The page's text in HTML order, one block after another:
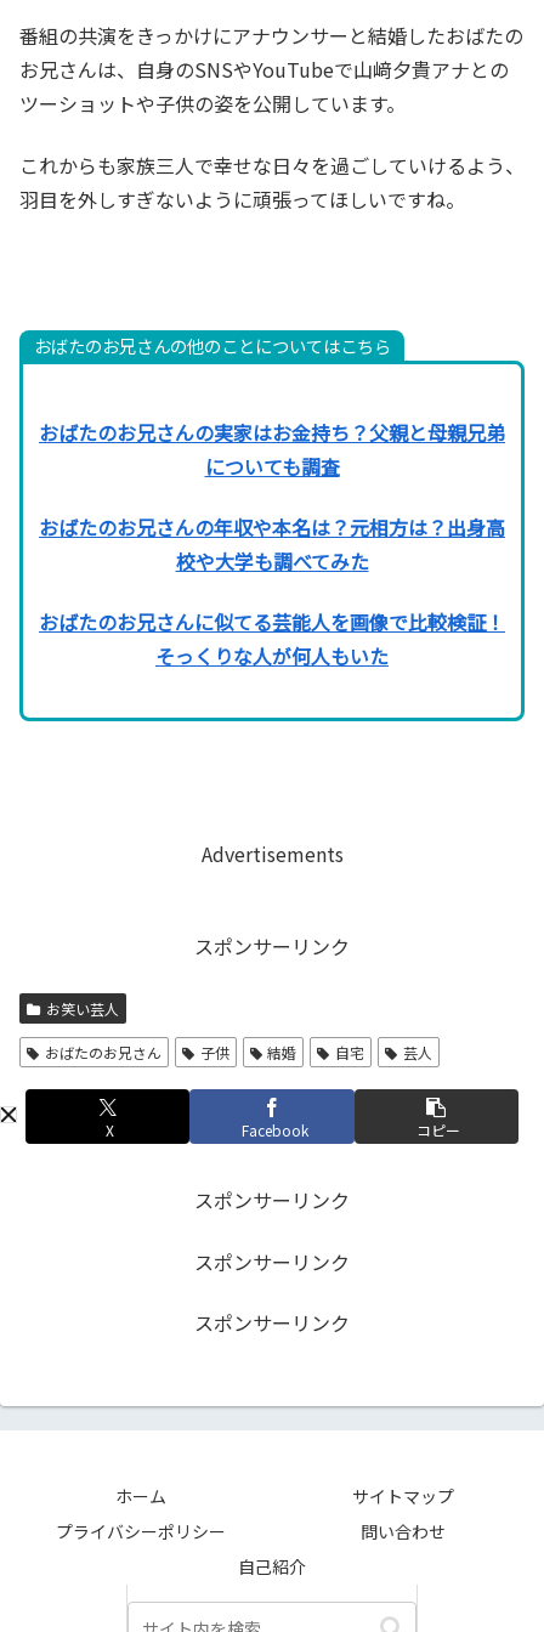
番組の共演をきっかけにアナウンサーと結婚したおばたの
お兄さんは、自身のSNSやYouTubeで山﨑夕貴アナとの
ツーショットや子供の姿を公開しています。
これからも家族三人で幸せな日々を過ごしていけるよう、
羽目を外しすぎないように頑張ってほしいですね。
おばたのお兄さんの他のことについてはこちら
おばたのお兄さんの実家はお金持ち？父親と母親兄弟
についても調査
おばたのお兄さんの年収や本名は？元相方は？出身高
校や大学も調べてみた
おばたのお兄さんに似てる芸能人を画像で比較検証！
そっくりな人が何人もいた
Advertisements
スポンサーリンク
お笑い芸人
おばたのお兄さん 子供 結婚 自宅 芸人
X Facebook コピー
スポンサーリンク
スポンサーリンク
スポンサーリンク
ホーム
サイトマップ
プライバシーポリシー
問い合わせ
自己紹介